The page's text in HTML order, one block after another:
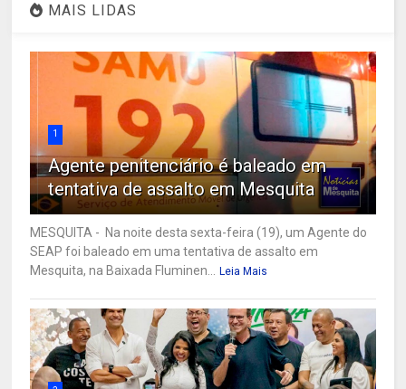
MAIS LIDAS
1
Agente penitenciário é baleado em
tentativa de assalto em Mesquita
MESQUITA - Na noite desta sexta-feira (19), um Agente do
SEAP foi baleado em uma tentativa de assalto em
Mesquita, na Baixada Fluminen...
Leia Mais